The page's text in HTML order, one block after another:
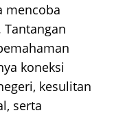
mencoba
koneksi
kesulitan
serta